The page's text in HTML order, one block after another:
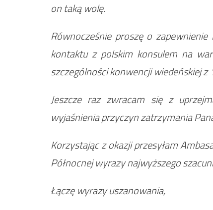
on taką wolę.
Równocześnie proszę o
kontaktu z polskim konsulem na
szczególności konwencji wiedeńskiej
Jeszcze raz zwracam się z
wyjaśnienia przyczyn zatrzymania
Korzystając z okazji przesyłam
Północnej wyrazy najwyższego
Łączę wyrazy uszanowania,